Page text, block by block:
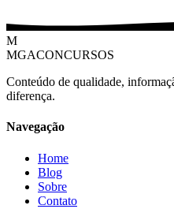
M
MGACONCURSOS
Conteúdo de qualidade,
diferença.
Navegação
Home
Blog
Sobre
Contato